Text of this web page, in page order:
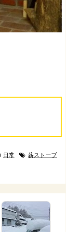
日常 薪ストーブ